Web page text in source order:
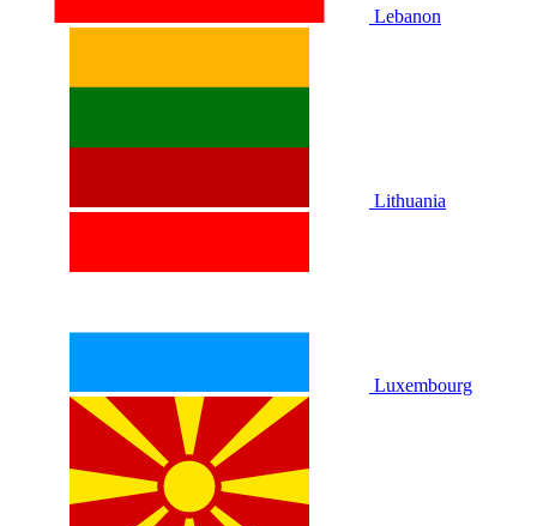
Lebanon
Lithuania
Luxembourg